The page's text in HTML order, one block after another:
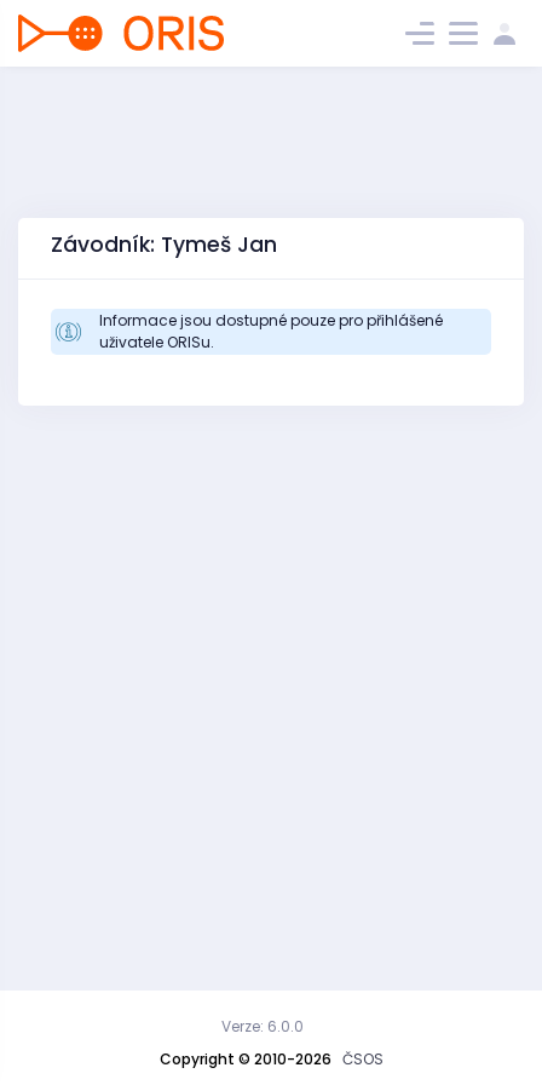
Závodník: Tymeš Jan
Informace jsou dostupné pouze pro přihlášené
uživatele ORISu.
Copyright © 2010-2026 ČSOS
Verze: 6.0.0